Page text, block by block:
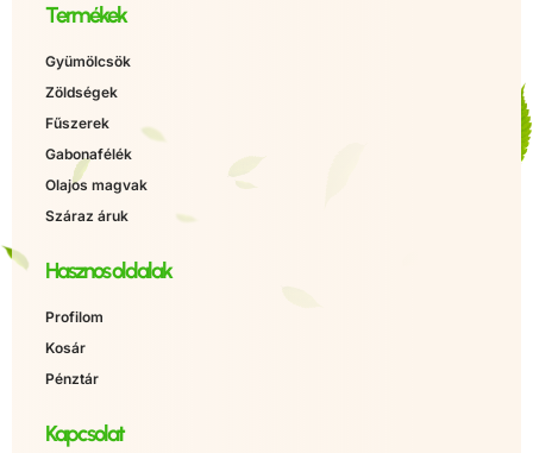
Termékek
Gyümölcsök
Zöldségek
Fűszerek
Gabonafélék
Olajos magvak
Száraz áruk
Hasznos oldalak
Profilom
Kosár
Pénztár
Kapcsolat